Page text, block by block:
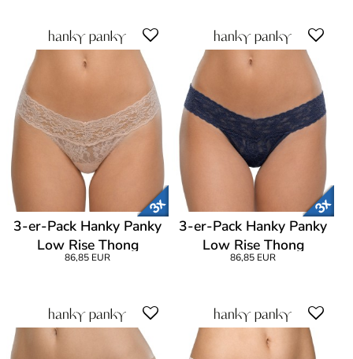
3-er-Pack Hanky Panky
Low Rise Thong
86,85 EUR
3-er-Pack Hanky Panky
Low Rise Thong
86,85 EUR